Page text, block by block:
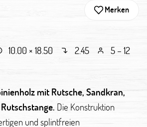
Merken
10.00 × 18.50 2.45 5 – 12
mit Rutsche, Sandkran,
Die Konstruktion
und splintfreien